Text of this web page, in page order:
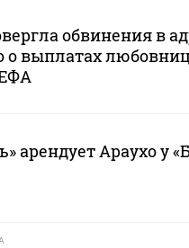
обвинения в
выплатах
арендует Араухо у